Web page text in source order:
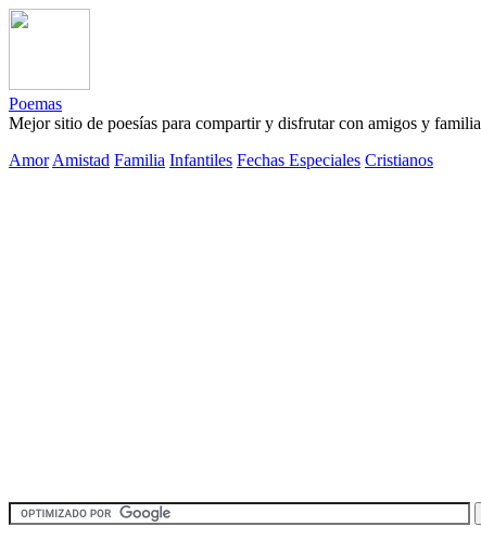
Poemas
Mejor sitio de poesías para compartir y disfrutar con amigos y familia
Amor Amistad Familia Infantiles Fechas Especiales Cristianos